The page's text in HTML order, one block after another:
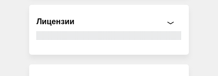
Лицензии